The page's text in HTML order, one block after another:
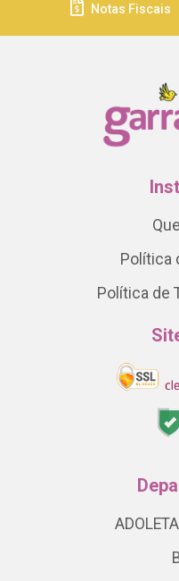
Notas Fiscais
Política
Política de